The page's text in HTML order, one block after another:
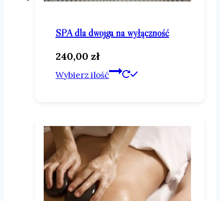
SPA dla dwojga na wyłączność
240,00 zł
Wybierz ilość
Ten
można
wybrać
stronie